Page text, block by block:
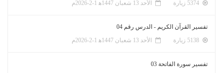
الأحد 13 شعبان 1447ﻫ 1-2-2026م
تفسير القرآن الكريم - الدرس رقم 04
الأحد 13 شعبان 1447ﻫ 1-2-2026م
تفسير سورة الفاتحة 03